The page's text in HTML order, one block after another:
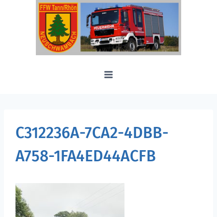
C312236A-7CA2-4DBB-
A758-1FA4ED44ACFB